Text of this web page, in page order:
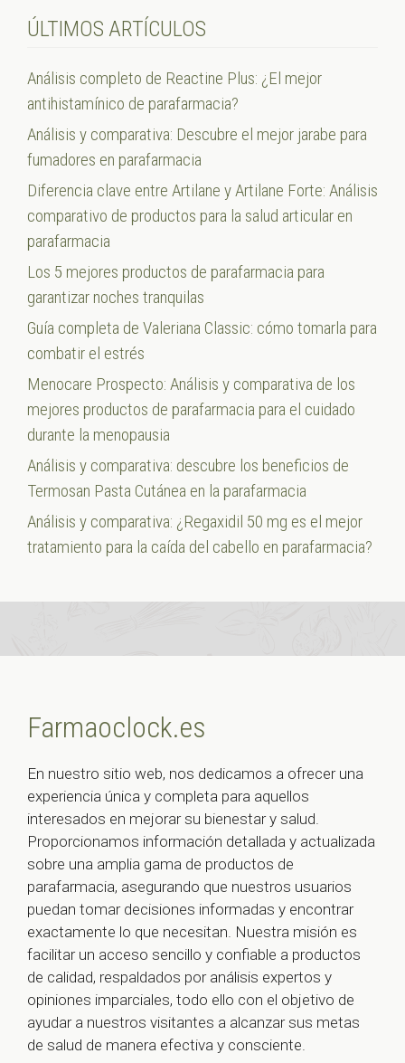
ÚLTIMOS ARTÍCULOS
Análisis completo de Reactine Plus: ¿El mejor
antihistamínico de parafarmacia?
Análisis y comparativa: Descubre el mejor jarabe para
fumadores en parafarmacia
Diferencia clave entre Artilane y Artilane Forte: Análisis
comparativo de productos para la salud articular en
parafarmacia
Los 5 mejores productos de parafarmacia para
garantizar noches tranquilas
Guía completa de Valeriana Classic: cómo tomarla para
combatir el estrés
Menocare Prospecto: Análisis y comparativa de los
mejores productos de parafarmacia para el cuidado
durante la menopausia
Análisis y comparativa: descubre los beneficios de
Termosan Pasta Cutánea en la parafarmacia
Análisis y comparativa: ¿Regaxidil 50 mg es el mejor
tratamiento para la caída del cabello en parafarmacia?
Farmaoclock.es
En nuestro sitio web, nos dedicamos a ofrecer una
experiencia única y completa para aquellos
interesados en mejorar su bienestar y salud.
Proporcionamos información detallada y actualizada
sobre una amplia gama de productos de
parafarmacia, asegurando que nuestros usuarios
puedan tomar decisiones informadas y encontrar
exactamente lo que necesitan. Nuestra misión es
facilitar un acceso sencillo y confiable a productos
de calidad, respaldados por análisis expertos y
opiniones imparciales, todo ello con el objetivo de
ayudar a nuestros visitantes a alcanzar sus metas
de salud de manera efectiva y consciente.